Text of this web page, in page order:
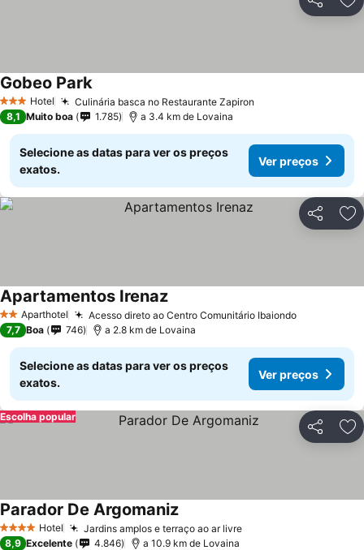
Partilhar
3 EstrelasHotel Culinária basca no Restaurante Zapiron
Gobeo Park
8,1 Muito boa 1.785 a 3.4 km de Lovaina
Selecione as datas para ver os preços
exatos.
Ver preços
Partilhar
2 EstrelasAparthotel Acesso direto ao Centro Comunitário Ibaiondo
Apartamentos Irenaz
7,7 Boa 746 a 2.8 km de Lovaina
Selecione as datas para ver os preços
exatos.
Ver preços
Partilhar
Escolha popular
4 EstrelasHotel Jardins amplos e terraço ao ar livre
Parador De Argomaniz
8,9 Excelente 4.846 a 10.9 km de Lovaina